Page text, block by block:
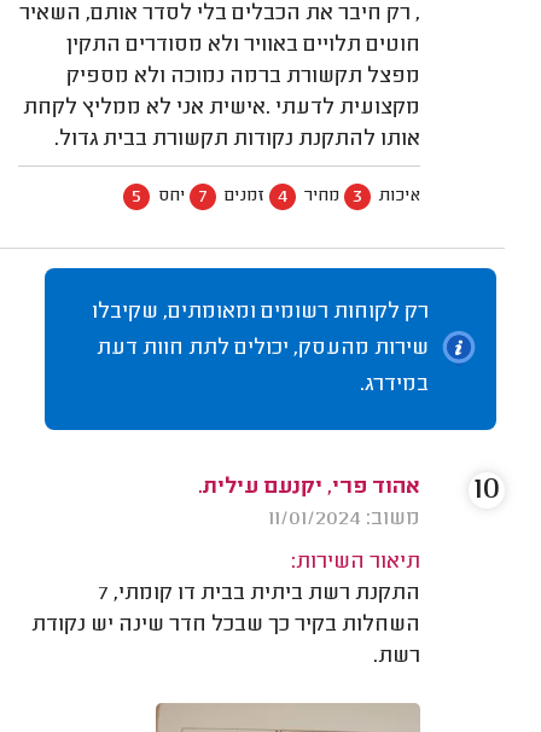
, רק חיבר את הכבלים בלי לסדר אותם, השאיר
חוטים תלויים באוויר ולא מסודרים התקין
מפצל תקשורת ברמה נמוכה ולא מספיק
מקצועית לדעתי .אישית אני לא ממליץ לקחת
אותו להתקנת נקודות תקשורת בבית גדול.
איכות 3 מחיר 4 זמנים 7 יחס 5
רק לקוחות רשומים ומאומתים, שקיבלו
שירות מהעסק, יכולים לתת חוות דעת
במידרג.
אהוד פרי, יקנעם עילית.
משוב: 11/01/2024
תיאור השירות:
התקנת רשת ביתית בבית דו קומתי, 7
השחלות בקיר כך שבכל חדר שינה יש נקודת
רשת.
10